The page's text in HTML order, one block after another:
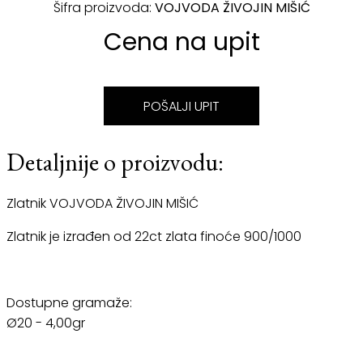
Šifra proizvoda: VOJVODA ŽIVOJIN MIŠIĆ
Cena na upit
POŠALJI UPIT
Detaljnije o proizvodu:
Zlatnik VOJVODA ŽIVOJIN MIŠIĆ
Zlatnik je izrađen od 22ct zlata finoće 900/1000
Dostupne gramaže:
Ø20 - 4,00gr